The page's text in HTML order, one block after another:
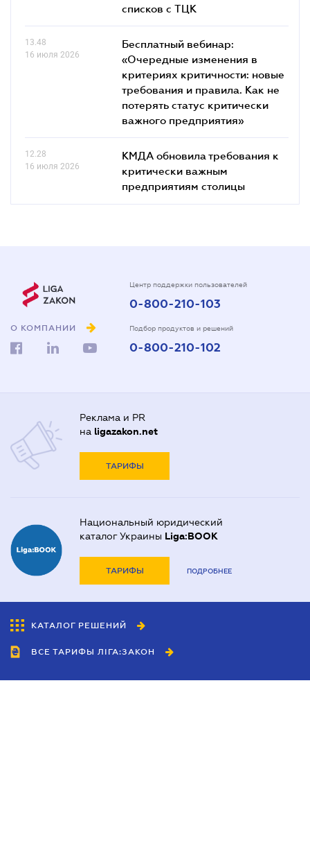
списков c ТЦК
13.48
16 июля 2026
Бесплатный вебинар:
«Очередные изменения в
критериях критичности: новые
требования и правила. Как не
потерять статус критически
важного предприятия»
12.28
16 июля 2026
КМДА обновила требования к
критически важным
предприятиям столицы
О КОМПАНИИ
Центр поддержки пользователей
0-800-210-103
Подбор продуктов и решений
0-800-210-102
Реклама и PR
на ligazakon.net
ТАРИФЫ
Национальный юридический
каталог Украины Liga:BOOK
ТАРИФЫ ПОДРОБНЕЕ
КАТАЛОГ РЕШЕНИЙ
ВСЕ ТАРИФЫ ЛІГА:ЗАКОН